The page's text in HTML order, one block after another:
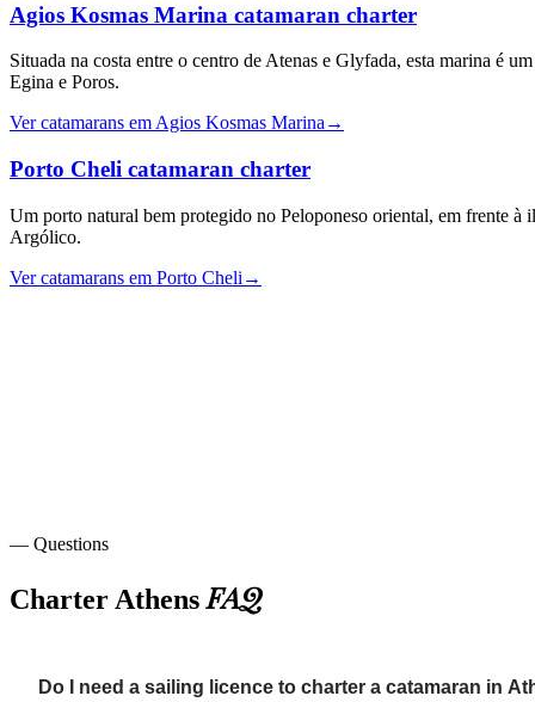
Agios Kosmas Marina catamaran charter
Situada na costa entre o centro de Atenas e Glyfada, esta marina é
Egina e Poros.
Ver catamarans em Agios Kosmas Marina →
Porto Cheli catamaran charter
Um porto natural bem protegido no Peloponeso oriental, em frente à
Argólico.
Ver catamarans em Porto Cheli →
— Questions
Charter AthensFAQ
Do I need a sailing licence to charter a catamaran in